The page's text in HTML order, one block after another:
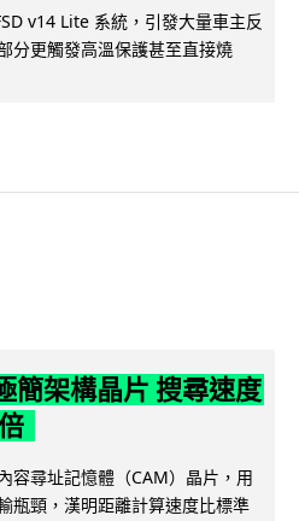
v14 Lite 系統，引發大量車主反
分更觸發高溫保護甚至直接燒
簡架構晶片 搜尋速度
容尋址記憶體（CAM）晶片，用
瓶頸，漢明距離計算速度比標準